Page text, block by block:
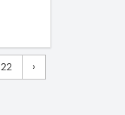
22 ›